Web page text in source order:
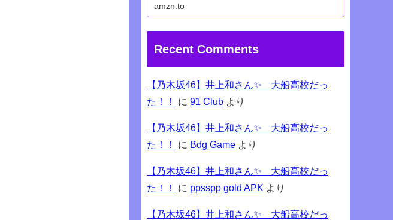
amzn.to
Recent Comments
【乃木坂46】井上和さん✨ 大船高校だっ
た！！
に 91 Club より
【乃木坂46】井上和さん✨ 大船高校だっ
た！！
に Bdg Game より
【乃木坂46】井上和さん✨ 大船高校だっ
た！！
に ppsspp gold APK より
【乃木坂46】井上和さん✨ 大船高校だっ